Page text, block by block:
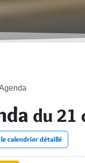
du 21
calendrier détaillé